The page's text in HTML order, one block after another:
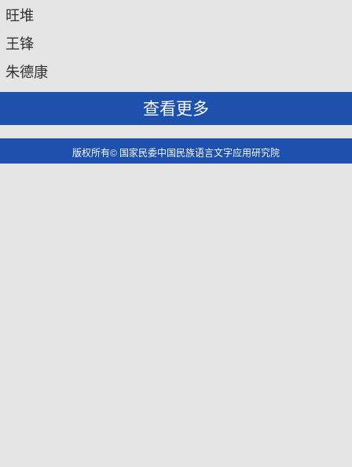
旺堆
王锋
朱德康
查看更多
版权所有© 国家民委中国民族语言文字应用研究院